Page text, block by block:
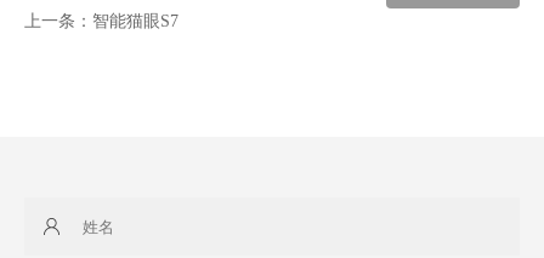
上一条： 智能猫眼S7